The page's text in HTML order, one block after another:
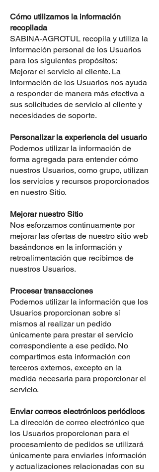
Cómo utilizamos la información
recopilada
SABINA-AGROTUL recopila y utiliza la
información personal de los Usuarios
para los siguientes propósitos:
Mejorar el servicio al cliente. La
información de los Usuarios nos ayuda
a responder de manera más efectiva a
sus solicitudes de servicio al cliente y
necesidades de soporte.
Personalizar la experiencia del usuario
Podemos utilizar la información de
forma agregada para entender cómo
nuestros Usuarios, como grupo, utilizan
los servicios y recursos proporcionados
en nuestro Sitio.
Mejorar nuestro Sitio
Nos esforzamos continuamente por
mejorar las ofertas de nuestro sitio web
basándonos en la información y
retroalimentación que recibimos de
nuestros Usuarios.
Procesar transacciones
Podemos utilizar la información que los
Usuarios proporcionan sobre sí
mismos al realizar un pedido
únicamente para prestar el servicio
correspondiente a ese pedido. No
compartimos esta información con
terceros externos, excepto en la
medida necesaria para proporcionar el
servicio.
Enviar correos electrónicos periódicos
La dirección de correo electrónico que
los Usuarios proporcionan para el
procesamiento de pedidos se utilizará
únicamente para enviarles información
y actualizaciones relacionadas con su